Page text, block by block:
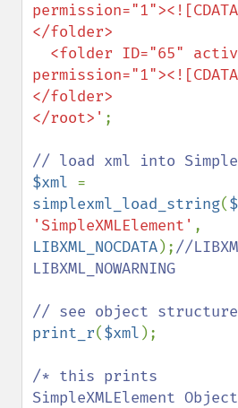
</folder>
</folder>
</root>' ;
$xml
simplexml_load_string(
'SimpleXMLElement'
LIBXML_NOCDATA);//
LIBXML_NOWARNING
print_r($xml );
/* this prints
SimpleXMLElement Object